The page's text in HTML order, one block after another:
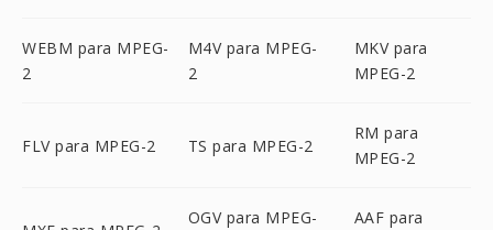
WEBM para MPEG-
2
M4V para MPEG-
2
MKV para
MPEG-2
FLV para MPEG-2 TS para MPEG-2
RM para
MPEG-2
OGV para MPEG-
AAF para